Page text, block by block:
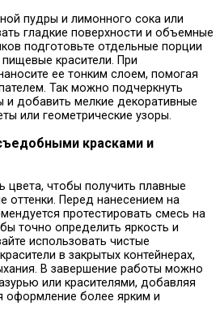
пудры и лимонного сока или
гладкие поверхности и объемные
подготовьте отдельные порции
красители. При
ее тонким слоем, помогая
Так можно подчеркнуть
и добавить мелкие декоративные
или геометрические узоры.
красками и
цвета, чтобы получить плавные
оттенки. Перед нанесением на
протестировать смесь на
точно определить яркость и
использовать чистые
в закрытых контейнерах,
В завершение работы можно
или красителями, добавляя
оформление более ярким и